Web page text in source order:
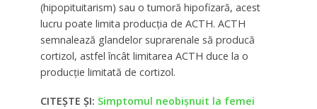
(hipopituitarism) sau o tumoră hipofizară, acest
lucru poate limita producția de ACTH. ACTH
semnalează glandelor suprarenale să producă
cortizol, astfel încât limitarea ACTH duce la o
producție limitată de cortizol.
CITEȘTE ȘI: Simptomul neobișnuit la femei